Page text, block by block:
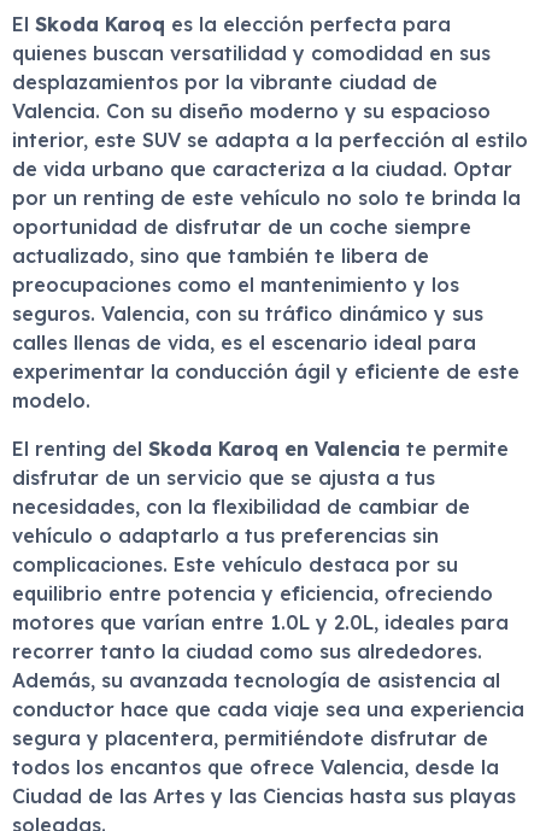
El Skoda Karoq es la elección perfecta para
quienes buscan versatilidad y comodidad en sus
desplazamientos por la vibrante ciudad de
Valencia. Con su diseño moderno y su espacioso
interior, este SUV se adapta a la perfección al estilo
de vida urbano que caracteriza a la ciudad. Optar
por un renting de este vehículo no solo te brinda la
oportunidad de disfrutar de un coche siempre
actualizado, sino que también te libera de
preocupaciones como el mantenimiento y los
seguros. Valencia, con su tráfico dinámico y sus
calles llenas de vida, es el escenario ideal para
experimentar la conducción ágil y eficiente de este
modelo.
El renting del Skoda Karoq en Valencia te permite
disfrutar de un servicio que se ajusta a tus
necesidades, con la flexibilidad de cambiar de
vehículo o adaptarlo a tus preferencias sin
complicaciones. Este vehículo destaca por su
equilibrio entre potencia y eficiencia, ofreciendo
motores que varían entre 1.0L y 2.0L, ideales para
recorrer tanto la ciudad como sus alrededores.
Además, su avanzada tecnología de asistencia al
conductor hace que cada viaje sea una experiencia
segura y placentera, permitiéndote disfrutar de
todos los encantos que ofrece Valencia, desde la
Ciudad de las Artes y las Ciencias hasta sus playas
soleadas.